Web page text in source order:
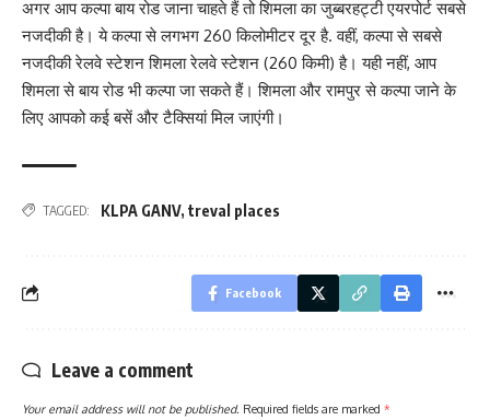
अगर आप कल्पा बाय रोड जाना चाहते हैं तो शिमला का जुब्बरहट्टी एयरपोर्ट सबसे
नजदीकी है। ये कल्पा से लगभग 260 किलोमीटर दूर है. वहीं, कल्पा से सबसे
नजदीकी रेलवे स्टेशन शिमला रेलवे स्टेशन (260 किमी) है। यही नहीं, आप
शिमला से बाय रोड भी कल्पा जा सकते हैं। शिमला और रामपुर से कल्पा जाने के
लिए आपको कई बसें और टैक्सियां मिल जाएंगी।
TAGGED: KLPA GANV, treval places
Facebook
Leave a comment
Your email address will not be published. Required fields are marked *